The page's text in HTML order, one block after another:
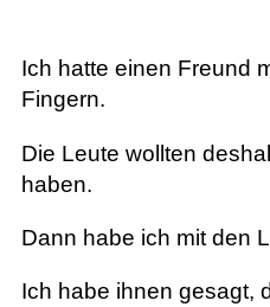
Ich hatte einen Freund
Fingern.
Die Leute wollten
haben.
Dann habe ich mit den
Ich habe ihnen gesagt,